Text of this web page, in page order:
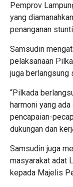
Pemprov
yang
penanganan
Samsudin
pelaksanaan
juga berlangsung
“Pilkada
harmoni yang
pencapaian-
dukungan dan
Samsudin juga
masyarakat adat
kepada Majelis